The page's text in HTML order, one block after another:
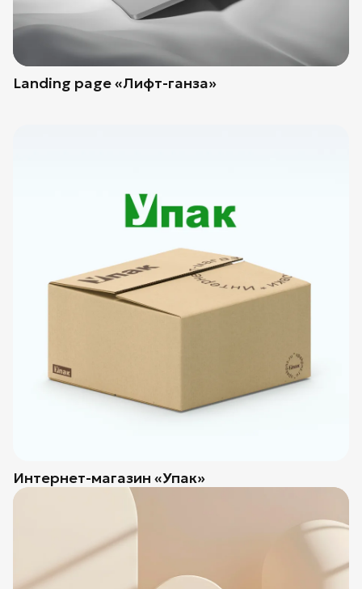
Landing page «Лифт-ганза»
Интернет-магазин «Упак»